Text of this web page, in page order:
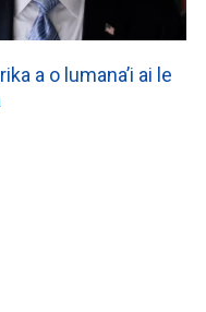
a o lumana’i ai le